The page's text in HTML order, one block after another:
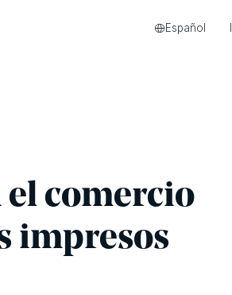
Español
el comercio
impresos